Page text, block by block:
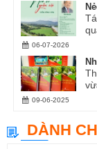
06-07-2026
09-06-2025
DÀNH